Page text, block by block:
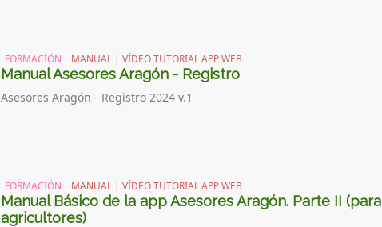
FORMACIÓN MANUAL | VÍDEO TUTORIAL APP WEB
Manual Asesores Aragón - Registro
Asesores Aragón - Registro 2024 v.1
FORMACIÓN MANUAL | VÍDEO TUTORIAL APP WEB
Manual Básico de la app Asesores Aragón. Parte II (para
agricultores)